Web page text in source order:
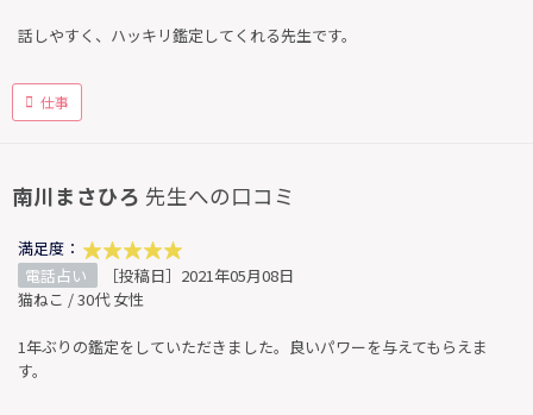
話しやすく、ハッキリ鑑定してくれる先生です。
仕事
南川まさひろ 先生への口コミ
満足度：
電話占い
［投稿日］2021年05月08日
猫ねこ / 30代 女性
1年ぶりの鑑定をしていただきました。良いパワーを与えてもらえま
す。